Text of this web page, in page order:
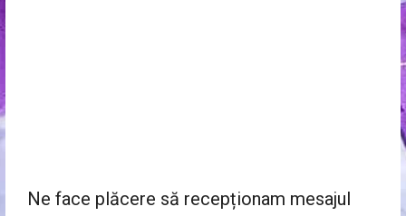
Ne face plăcere să recepționam mesajul